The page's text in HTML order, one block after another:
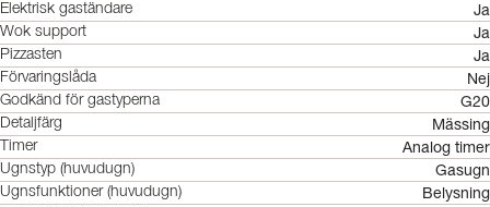
Elektrisk gaständare Ja
Wok support Ja
Pizzasten Ja
Förvaringslåda Nej
Godkänd för gastyperna G20
Detaljfärg Mässing
Timer Analog timer
Ugnstyp (huvudugn) Gasugn
Ugnsfunktioner (huvudugn) Belysning